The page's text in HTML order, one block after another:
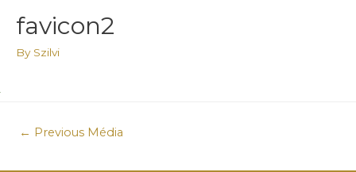
favicon2
By Szilvi
← Previous Média